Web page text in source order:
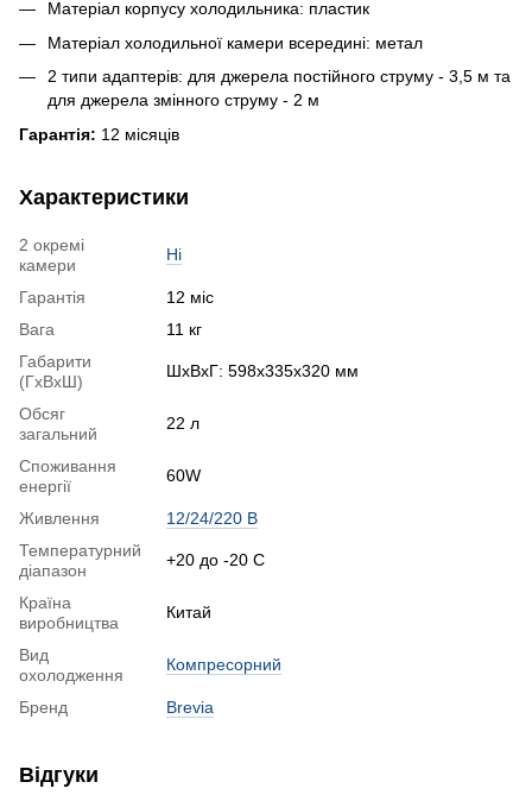
Матеріал корпусу холодильника: пластик
Матеріал холодильної камери всередині: метал
2 типи адаптерів: для джерела постійного струму - 3,5 м та
для джерела змінного струму - 2 м
Гарантія: 12 місяців
Характеристики
2 окремі
камери
Ні
Гарантія
12 міс
Вага
11 кг
Габарити
(ГхВхШ)
ШхВхГ: 598x335x320 мм
Обсяг
загальний
22 л
Споживання
енергії
60W
Живлення
12/24/220 В
Температурний
діапазон
+20 до -20 С
Країна
виробництва
Китай
Вид
охолодження
Компресорний
Бренд Brevia
Відгуки